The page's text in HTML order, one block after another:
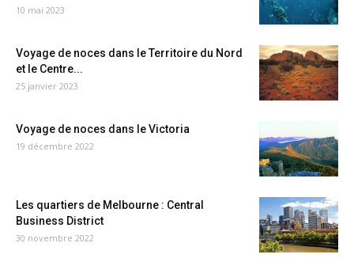
10 mai 2023
Voyage de noces dans le Territoire du Nord
et le Centre...
25 janvier 2023
Voyage de noces dans le Victoria
19 décembre 2022
Les quartiers de Melbourne : Central
Business District
30 novembre 2022